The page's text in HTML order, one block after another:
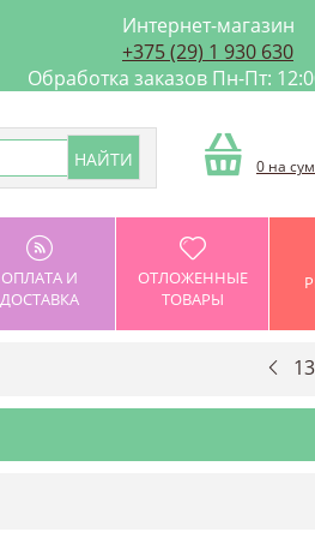
Интернет-магазин
+375 (29) 1 930 630
Обработка заказов Пн-Пт:
0 на
ОПЛАТА И
ДОСТАВКА
ОТЛОЖЕННЫЕ
ТОВАРЫ
13